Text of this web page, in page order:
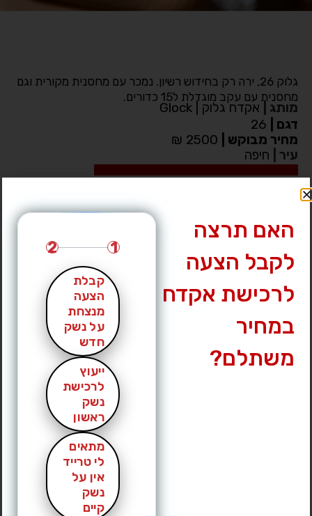
גלוק 26, ירה רק בחידוש רשיון. נמכר עם מחסנית מקורית וגם
מחסנית עם עקב מוגדלת ל15 כדורים.
מותג
אקדח גלוק | Glock
דגם
מחיר מבוקש
עיר
חיפה
לחץ לצפייה במס’ טלפון »
האם תרצה
לקבל הצעה
לרכישת אקדח
במחיר
משתלם?
1
2
קבלת
הצעה
מנצחת
על נשק
חדש
ייעוץ
לרכישת
נשק
ראשון
מתאים
לי טרייד
אין על
נשק
קיים